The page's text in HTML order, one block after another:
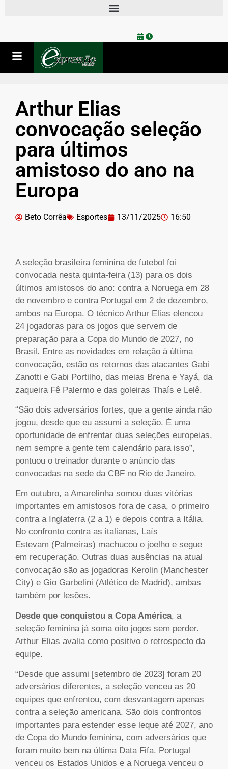
Arthur Elias
convocação seleção
para últimos
amistoso do ano na
Europa
Beto Corrêa Esportes 13/11/2025 16:50
A seleção brasileira feminina de futebol foi
convocada nesta quinta-feira (13) para os dois
últimos amistosos do ano: contra a Noruega em 28
de novembro e contra Portugal em 2 de dezembro,
ambos na Europa. O técnico Arthur Elias elencou
24 jogadoras para os jogos que servem de
preparação para a Copa do Mundo de 2027, no
Brasil. Entre as novidades em relação à última
convocação, estão os retornos das atacantes Gabi
Zanotti e Gabi Portilho, das meias Brena e Yayá, da
zaqueira Fê Palermo e das goleiras Thaís e Lelê.
“São dois adversários fortes, que a gente ainda não
jogou, desde que eu assumi a seleção. É uma
oportunidade de enfrentar duas seleções europeias,
nem sempre a gente tem calendário para isso”,
pontuou o treinador durante o anúncio das
convocadas na sede da CBF no Rio de Janeiro.
Em outubro, a Amarelinha somou duas vitórias
importantes em amistosos fora de casa, o primeiro
contra a Inglaterra (2 a 1) e depois contra a Itália.
No confronto contra as italianas, Laís
Estevam (Palmeiras) machucou o joelho e segue
em recuperação. Outras duas ausências na atual
convocação são as jogadoras Kerolin (Manchester
City) e Gio Garbelini (Atlético de Madrid), ambas
também por lesões.
Desde que conquistou a Copa América, a
seleção feminina já soma oito jogos sem perder.
Arthur Elias avalia como positivo o retrospecto da
equipe.
“Desde que assumi [setembro de 2023] foram 20
adversários diferentes, a seleção venceu as 20
equipes que enfrentou, com desvantagem apenas
contra a seleção americana. São dois confrontos
importantes para estender esse leque até 2027, ano
de Copa do Mundo feminina, com adversários que
foram muito bem na última Data Fifa. Portugal
venceu os Estados Unidos e a Noruega venceu o